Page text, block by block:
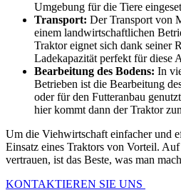
Umgebung für die Tiere
Transport: Der Transport von
einem landwirtschaftlichen
Traktor eignet sich dank seiner
Ladekapazität perfekt für diese
Bearbeitung des Bodens: In
Betrieben ist die Bearbeitung
oder für den Futteranbau
hier kommt dann der Traktor
Um die Viehwirtschaft einfacher und
Einsatz eines Traktors von Vorteil.
vertrauen, ist das Beste, was man
KONTAKTIEREN SIE UNS